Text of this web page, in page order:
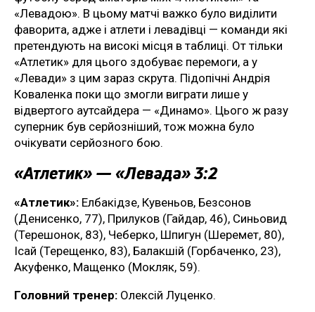
«Левадою». В цьому матчі важко було виділити
фаворита, адже і атлети і левадівці — команди які
претендують на високі місця в таблиці. От тільки
«Атлетик» для цього здобуває перемоги, а у
«Левади» з цим зараз скрута. Підопічні Андрія
Коваленка поки що змогли виграти лише у
відвертого аутсайдера — «Динамо». Цього ж разу
суперник був серйозніший, тож можна було
очікувати серйозного бою.
«Атлетик» — «Левада» 3:2
«Атлетик»: Елбакідзе, Кувеньов, Безсонов
(Денисенко, 77), Прилуков (Гайдар, 46), Синьовид
(Терешонок, 83), Чеберко, Шпигун (Шеремет, 80),
Ісай (Терещенко, 83), Балакшій (Горбаченко, 23),
Акуфенко, Мащенко (Мокляк, 59).
Головний тренер: Олексій Луценко.